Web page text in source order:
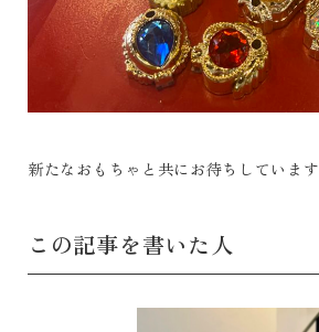
新たなおもちゃと共にお待ちしています
この記事を書いた人